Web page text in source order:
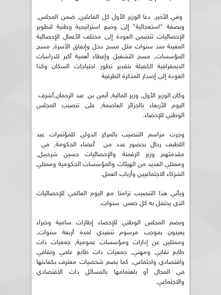
وفي الأخير, دعا الوزير الأول كل الفاعلين, ضمن المجلس,
وبصفة "استعجالية" إلى وضع استراتيجية وطنية لتطوير
الإحصائيات تتضمن العودة إلى مختلف الأعمال الإحصائية
المغيبة منذ سنوات مثل مسح دخل وإنفاق الأسرة, مسح
المؤسسات, مسح التشغيل وإعطاء أهمية أكبر للدراسات
الديمغرافية الكفيلة بتقدير تطور احتياجات السكان وكذا
العودة إلى إصدار المذكرة الظرفية
وكان الوزير الأول, وزير المالية, أيمن بن عبد الرحمان,أشرف
اليوم الأربعاء بالجزائر العاصمة, على تنصيب المجلس
الوطني للإحصاء.
وجرت مراسم التنصيب بالمركز الدولي للمؤتمرات عبد
اللطيف رحال بحضور عدد من أعضاء الحكومة, في
مقدمتهم وزير الرقمنة والإحصائيات حسين شرحبيل,
وممثلي العديد من الهيئات والمؤسسات الحكومية وممثلي
الشركاء الاجتماعيين وأرباب العمل.
ويأتي هذا التنصيب تزامنا مع اليوم العالمي للإحصائيات
الذي يحتفل به كل خمس سنوات.
ويضم المجلس الوطني للإحصاء إطارات سامية وخبراء
يعينون بموجب مرسوم تنفيذي لمدة أربعة سنوات,
وممثلين عن إدارات ومؤسسات عمومية, جمعيات ذات
طابع نقابي ومهني, جمعيات ذات طابع علمي وثقافي
واقتصادي واجتماعي, كما يضم شخصيات معترف بكفاءتها
في المجال أو باهتمامها بالمسائل ذات الاقتصادي
والاجتماعي.